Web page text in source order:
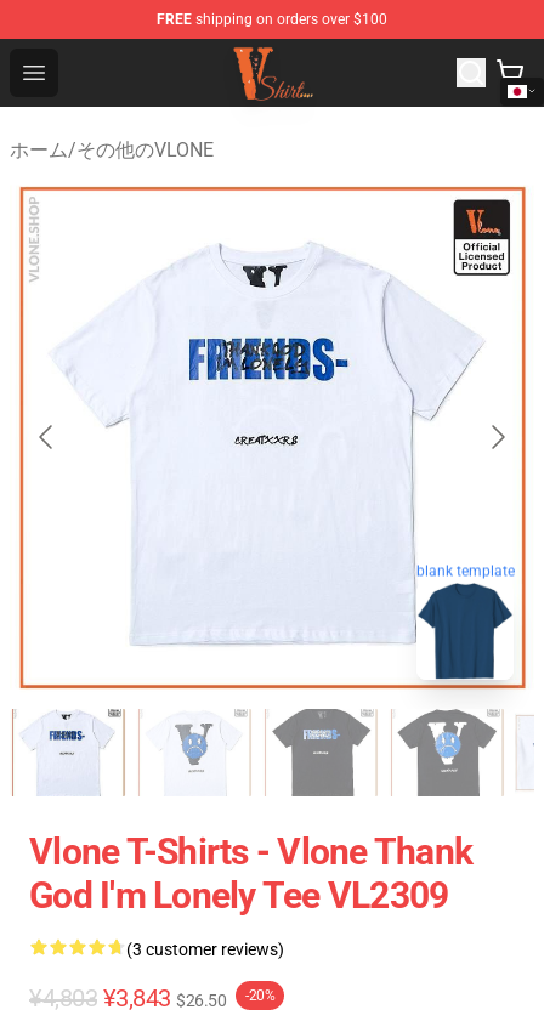
FREE shipping on orders over $100
Open menu
Vlone Shirt Store - Official Vlone Shirt Shop
ホーム/その他のVLONE
blank template
Vlone T-Shirts - Vlone Thank
God I'm Lonely Tee VL2309
(3 customer reviews)
¥4,803 ¥3,843 $26.50 -20%